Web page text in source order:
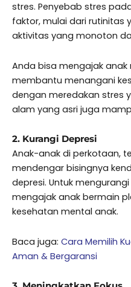
stres. Penyebab stres
faktor, mulai dari rutinitas
aktivitas yang monoton
Anda bisa mengajak
membantu menangani
dengan meredakan stres
alam yang asri juga
2. Kurangi Depresi
Anak-anak di perkotaan,
mendengar bisingnya
depresi. Untuk
mengajak anak bermain
kesehatan mental anak.
Baca juga: Cara Memilih
Aman & Bergaransi